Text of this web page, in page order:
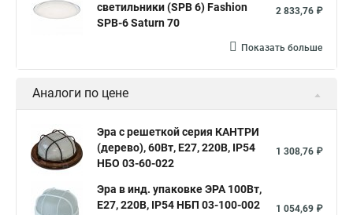
светильники (SPB 6) Fashion
SPB-6 Saturn 70
2 833,76 ₽
Показать больше
Аналоги по цене
Эра с решеткой серия КАНТРИ
(дерево), 60Вт, Е27, 220В, IP54
НБО 03-60-022
1 308,76 ₽
Эра в инд. упаковке ЭРА 100Вт,
Е27, 220В, IP54 НБП 03-100-002
1 054,69 ₽